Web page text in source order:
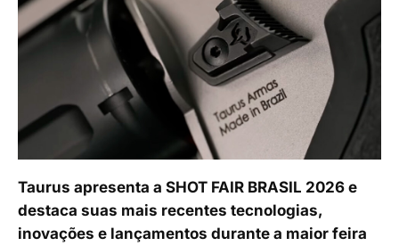
Taurus apresenta a SHOT FAIR BRASIL 2026 e
destaca suas mais recentes tecnologias,
inovações e lançamentos durante a maior feira